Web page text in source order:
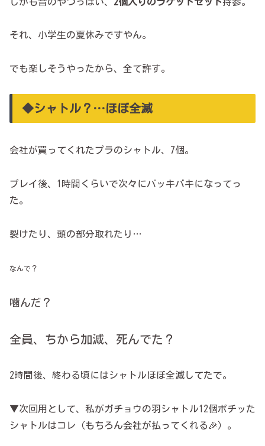
それ、小学生の夏休みですやん。
でも楽しそうやったから、全て許す。
◆シャトル？…ほぼ全滅
会社が買ってくれたプラのシャトル、7個。
プレイ後、1時間くらいで次々にバッキバキになってっ
た。
裂けたり、頭の部分取れたり…
なんで？
噛んだ？
全員、ちから加減、死んでた？
2時間後、終わる頃にはシャトルほぼ全滅してたで。
▼次回用として、私がガチョウの羽シャトル12個ポチッた
シャトルはコレ（もちろん会社が払ってくれる🎉）。